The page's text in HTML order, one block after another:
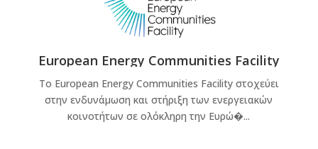
European Energy Communities Facility
Το European Energy Communities Facility στοχεύει
στην ενδυνάμωση και στήριξη των ενεργειακών
κοινοτήτων σε ολόκληρη την Ευρώ�...